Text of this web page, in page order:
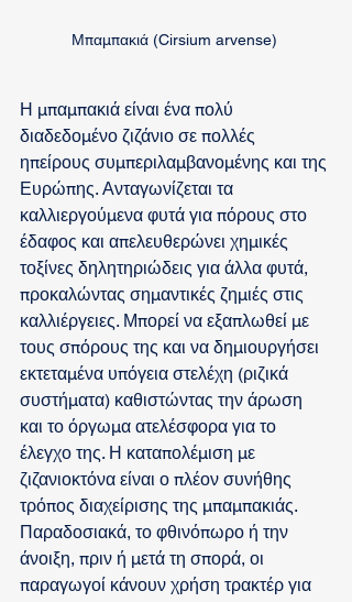
Μπαμπακιά (Cirsium arvense)
Η μπαμπακιά είναι ένα πολύ
διαδεδομένο ζιζάνιο σε πολλές
ηπείρους συμπεριλαμβανομένης και της
Ευρώπης. Ανταγωνίζεται τα
καλλιεργούμενα φυτά για πόρους στο
έδαφος και απελευθερώνει χημικές
τοξίνες δηλητηριώδεις για άλλα φυτά,
προκαλώντας σημαντικές ζημιές στις
καλλιέργειες. Μπορεί να εξαπλωθεί με
τους σπόρους της και να δημιουργήσει
εκτεταμένα υπόγεια στελέχη (ριζικά
συστήματα) καθιστώντας την άρωση
και το όργωμα ατελέσφορα για το
έλεγχο της. Η καταπολέμιση με
ζιζανιοκτόνα είναι ο πλέον συνήθης
τρόπος διαχείρισης της μπαμπακιάς.
Παραδοσιακά, το φθινόπωρο ή την
άνοιξη, πριν ή μετά τη σπορά, οι
παραγωγοί κάνουν χρήση τρακτέρ για